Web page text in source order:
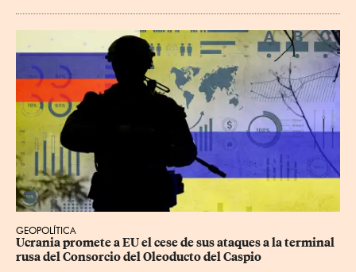
GEOPOLÍTICA
Ucrania promete a EU el cese de sus ataques a la terminal
rusa del Consorcio del Oleoducto del Caspio